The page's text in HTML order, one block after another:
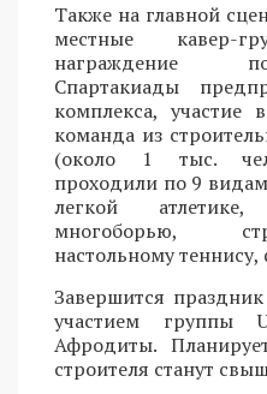
Также на главной
местные кавер-
награждение
Спартакиады
комплекса, участие
команда из
(около 1 тыс.
проходили по 9
легкой
многоборью,
настольному
Завершится
участием группы
Афродиты.
строителя станут